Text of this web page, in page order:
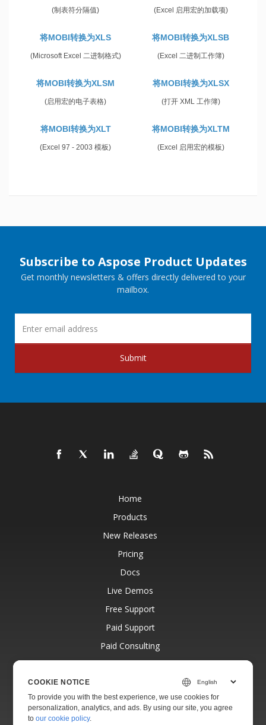
(制表符分隔值) (Excel 启用宏的加载项)
将MOBI转换为XLS
(Microsoft Excel 二进制格式)
将MOBI转换为XLSB
(Excel 二进制工作簿)
将MOBI转换为XLSM
(启用宏的电子表格)
将MOBI转换为XLSX
(打开 XML 工作簿)
将MOBI转换为XLT
(Excel 97 - 2003 模板)
将MOBI转换为XLTM
(Excel 启用宏的模板)
Subscribe to Aspose Product Updates
Get monthly newsletters & offers directly delivered to your
mailbox.
Submit
Home
Products
New Releases
Pricing
Docs
Live Demos
Free Support
Paid Support
Paid Consulting
Blog
About
COOKIE NOTICE
To provide you with the best experience, we use cookies for
personalization, analytics, and ads. By using our site, you agree
toour cookie policy.